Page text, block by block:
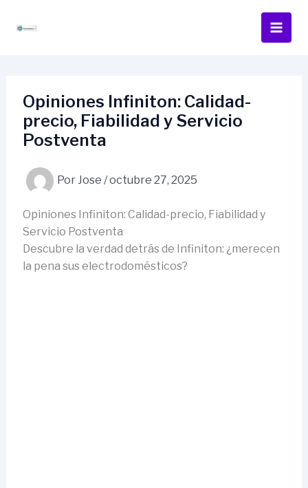
Opiniones Infiniton: Calidad-
precio, Fiabilidad y Servicio
Postventa
PorJose /octubre 27, 2025
Opiniones Infiniton: Calidad-precio, Fiabilidad y
Servicio Postventa
Descubre la verdad detrás de Infiniton: ¿merecen
la pena sus electrodomésticos?